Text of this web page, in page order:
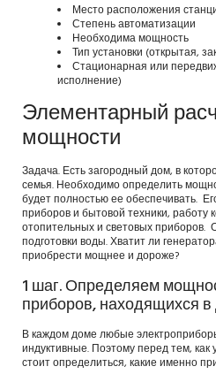
Место расположения
Степень автоматизации
Необходима мощность
Тип установки (открытая,
Стационарная или
исполнение)
Элементарный
мощности
Задача. Есть загородный дом, в
семья. Необходимо определить
будет полностью ее обеспечивать.
приборов и бытовой техники, работу
отопительных и световых приборов.
подготовки воды. Хватит ли
приобрести мощнее и дороже?
1 шаг. Определяем
приборов, находящихся
В каждом доме любые
индуктивные. Поэтому перед тем,
стоит определиться, какие именно